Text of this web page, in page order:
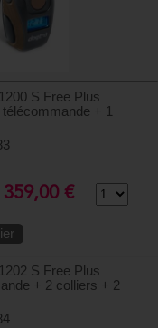
S Free Plus
+ 1
359,00 €
S Free Plus
+ 2 colliers + 2